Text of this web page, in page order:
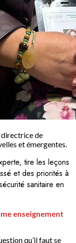
directrice de
et émergentes.
tire les leçons
et des priorités à
sanitaire en
enseignement
qu’il faut se